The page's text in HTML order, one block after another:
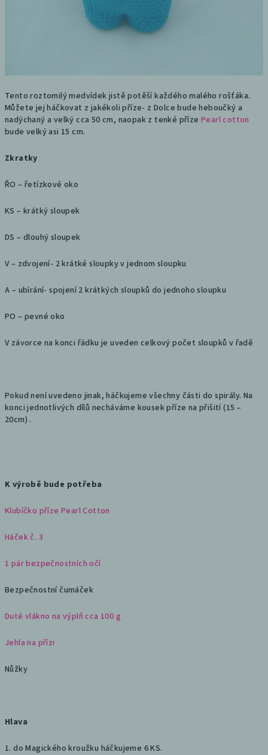
Tento roztomilý medvídek jistě potěší každého malého rošťáka.
Můžete jej háčkovat z jakékoli příze- z Dolce bude heboučký a
nadýchaný a velký cca 50 cm, naopak z tenké příze Pearl cotton
bude velký asi 15 cm.
Zkratky
ŘO – řetízkové oko
KS – krátký sloupek
DS – dlouhý sloupek
V – zdvojení- 2 krátké sloupky v jednom sloupku
A – ubírání- spojení 2 krátkých sloupků do jednoho sloupku
PO – pevné oko
V závorce na konci řádku je uveden celkový počet sloupků v řadě
Pokud není uvedeno jinak, háčkujeme všechny části do spirály. Na
konci jednotlivých dílů necháváme kousek příze na přišití (15 –
20cm) .
K výrobě bude potřeba
Klubíčko příze Pearl Cotton
Háček č. 3
1 pár bezpečnostních očí
Bezpečnostní čumáček
Duté vlákno na výplň cca 100 g
Jehla na přízi
Nůžky
Hlava
1. do Magického kroužku háčkujeme 6 KS.